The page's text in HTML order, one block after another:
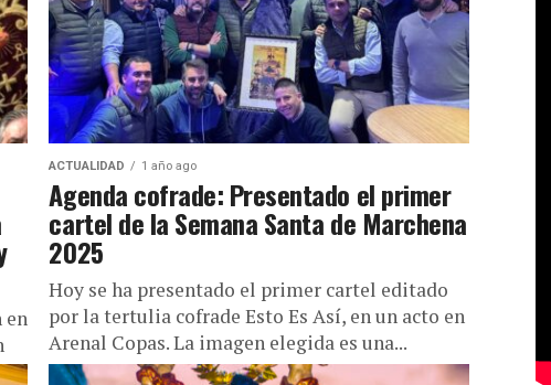
en
ACTUALIDAD 1 año ago
Agenda cofrade: Presentado el primer
cartel de la Semana Santa de Marchena
2025
Hoy se ha presentado el primer cartel editado
por la tertulia cofrade Esto Es Así, en un acto en
Arenal Copas. La imagen elegida es una...